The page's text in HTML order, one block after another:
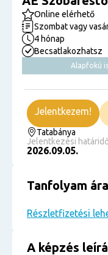
Online elérhető
Szombat vagy
4 hónap
Becsatlakozhatsz
Alapfokú
Tatabánya
Jelentkezési
2026.09.05.
Jelentkezem!
Tanfolyam ára
Részletfizetési
A képzés